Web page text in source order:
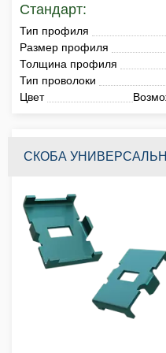
Стандарт:
Тип профиля
Размер профиля
Толщина профиля
Тип проволоки
Цвет
СКОБА